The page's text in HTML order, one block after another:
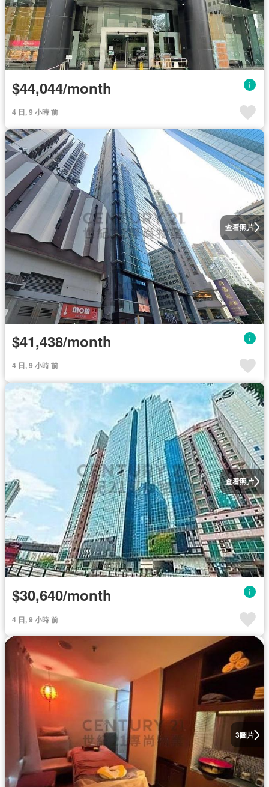
$44,044/month
4 日, 9 小時 前
查看照片
$41,438/month
4 日, 9 小時 前
查看照片
$30,640/month
4 日, 9 小時 前
3圖片